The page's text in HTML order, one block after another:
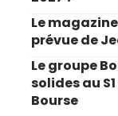
Le
prévue de
Le groupe
solides au
Bourse